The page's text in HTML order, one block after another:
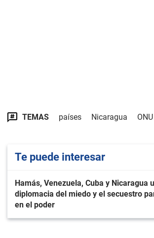
TEMAS países Nicaragua ONU
Te puede interesar
Hamás, Venezuela, Cuba y Nicaragua
diplomacia del miedo y el secuestro
en el poder